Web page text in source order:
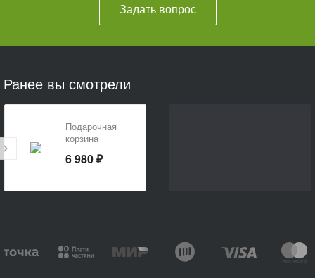
Задать вопрос
Ранее вы смотрели
Подарочная
корзина
6 980 ₽